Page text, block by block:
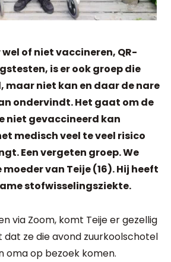
of niet vaccineren, QR-
is er ook groep die
maar niet kan en daar de nare
ondervindt. Het gaat om de
niet gevaccineerd kan
medisch veel te veel risico
Een vergeten groep. We
van Teije (16). Hij heeft
stofwisselingsziekte.
via Zoom, komt Teije er gezellig
dat ze die avond zuurkoolschotel
oma op bezoek komen.